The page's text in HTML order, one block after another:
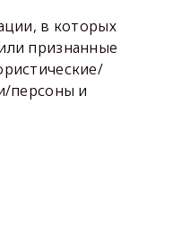
в которых
признанные
персоны и